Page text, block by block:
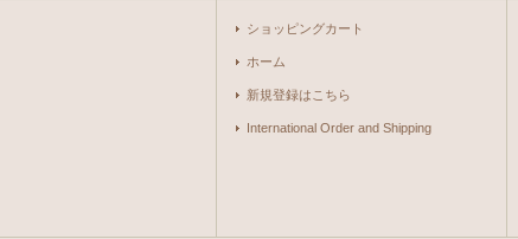
ショッピングカート
ホーム
新規登録はこちら
International Order and Shipping